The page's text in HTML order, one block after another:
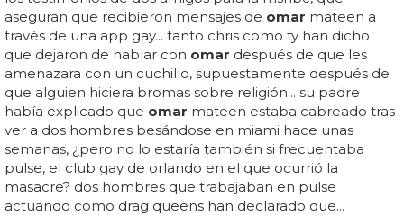
aseguran que recibieron mensajes de omar mateen a
través de una app gay... tanto chris como ty han dicho
que dejaron de hablar con omar después de que les
amenazara con un cuchillo, supuestamente después de
que alguien hiciera bromas sobre religión... su padre
había explicado que omar mateen estaba cabreado tras
ver a dos hombres besándose en miami hace unas
semanas, ¿pero no lo estaría también si frecuentaba
pulse, el club gay de orlando en el que ocurrió la
masacre? dos hombres que trabajaban en pulse
actuando como drag queens han declarado que...